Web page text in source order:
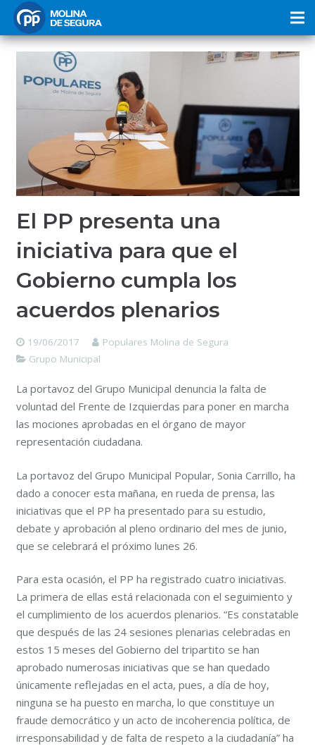
El PP presenta una
iniciativa para que el
Gobierno cumpla los
acuerdos plenarios
19/06/2017
Populares Molina de Segura
Grupo Municipal
La portavoz del Grupo Municipal denuncia la falta de
voluntad del Frente de Izquierdas para poner en marcha
las mociones aprobadas en el órgano de mayor
representación ciudadana.
La portavoz del Grupo Municipal Popular, Sonia Carrillo, ha
dado a conocer esta mañana, en rueda de prensa, las
iniciativas que el PP ha presentado para su estudio,
debate y aprobación al pleno ordinario del mes de junio,
que se celebrará el próximo lunes 26.
Para esta ocasión, el PP ha registrado cuatro iniciativas.
La primera de ellas está relacionada con el seguimiento y
el cumplimiento de los acuerdos plenarios. “Es constatable
que después de las 24 sesiones plenarias celebradas en
estos 15 meses del Gobierno del tripartito se han
aprobado numerosas iniciativas que se han quedado
únicamente reflejadas en el acta, pues, a día de hoy,
ninguna se ha puesto en marcha, lo que constituye un
fraude democrático y un acto de incoherencia política, de
irresponsabilidad y de falta de respeto a la ciudadanía” ha